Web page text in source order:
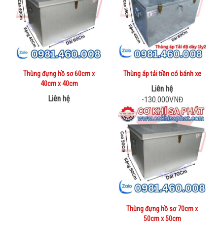
Thùng đựng hồ sơ 60cm x
40cm x 40cm
Liên hệ
Thùng áp tải tiền có bánh xe
Liên hệ
-130.000VNĐ
Thùng đựng hồ sơ 70cm x
50cm x 50cm